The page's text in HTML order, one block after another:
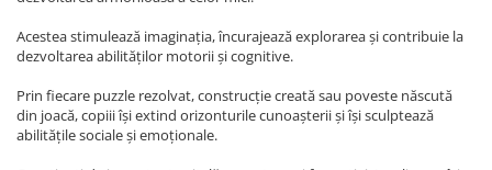
Acestea stimulează imaginația, încurajează explorarea și contribuie la
dezvoltarea abilităților motorii și cognitive.
Prin fiecare puzzle rezolvat, construcție creată sau poveste născută
din joacă, copiii își extind orizonturile cunoașterii și își sculptează
abilitățile sociale și emoționale.